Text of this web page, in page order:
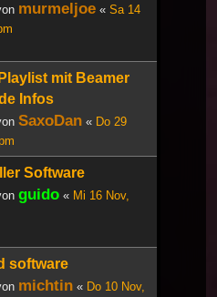
murmeljoe « Sa 14
mit Beamer
Infos
SaxoDan « Do 29
Software
guido « Mi 16 Nov,
software
michtin « Do 10 Nov,